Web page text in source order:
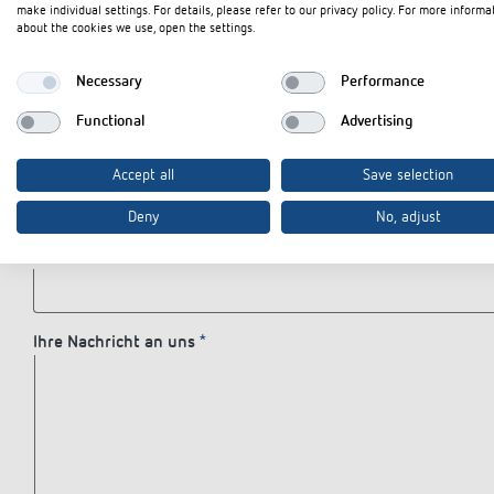
PLZ Ort
Ihre Nachricht an uns
make individual settings. For details, please refer to our privacy policy. For more
about the cookies we use, open the settings.
Necessary Performance
Functional Advertising
Accept all Save selection
Deny No, adjust